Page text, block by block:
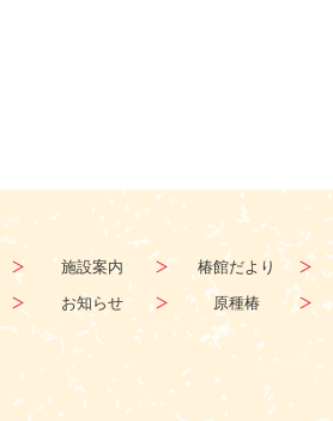
施設案内 椿館だより
お知らせ
原種椿